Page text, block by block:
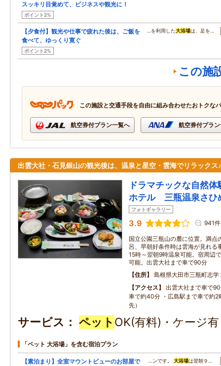
スッキリ目覚めて、ビジネスや観光に！
ポイント2%
【夕食付】観光や仕事で疲れた後は、ご飯を
食べて、ゆっくり寛ぐ
ポイント2%
…を利用した大浴場は、足を…
この施
この施設と交通手段を自由に組み合わせたおトクな
航空券付プラン一覧へ 航空券付プラ
出雲大社・石見銀山の観光後は、温泉と星空・雲海でリラックス♪
ドラマチックな自然
ホテル 三瓶温泉さひ
フォトギャラリー
3.9 941件
国立公園三瓶山の麓に位置。満点
呂、早朝好条件時は雲海が見れる
15時～翌朝9時温泉可能。宿周辺
可能。出雲大社まで車で90分
住所
島根県大田市三瓶町志学
アクセス
出雲大社まで車で
車で約40分 ・広島駅まで車で約2
先）
サービス ペット OK(有料)・ケージ
「ペット 大浴場」を含む宿泊プラン
【素泊まり】全室マウントビューのお部屋で
…ンです。大浴場は翌朝９…